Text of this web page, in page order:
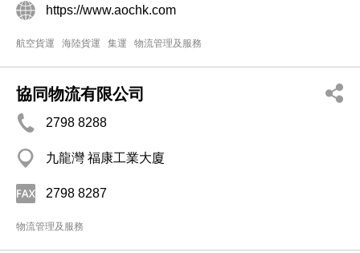
https://www.aochk.com
航空貨運 海陸貨運 集運 物流管理及服務
協同物流有限公司
2798 8288
九龍灣 福康工業大廈
2798 8287
物流管理及服務